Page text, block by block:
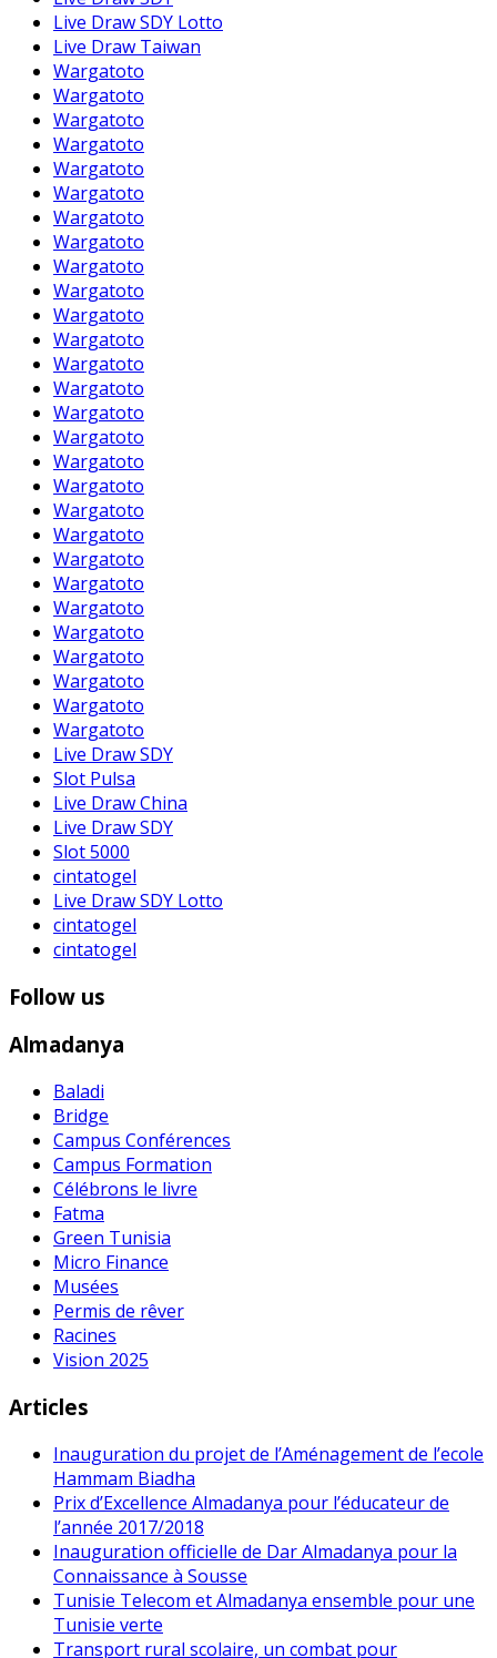
Live Draw SDY Lotto
Live Draw Taiwan
Wargatoto
Wargatoto
Wargatoto
Wargatoto
Wargatoto
Wargatoto
Wargatoto
Wargatoto
Wargatoto
Wargatoto
Wargatoto
Wargatoto
Wargatoto
Wargatoto
Wargatoto
Wargatoto
Wargatoto
Wargatoto
Wargatoto
Wargatoto
Wargatoto
Wargatoto
Wargatoto
Wargatoto
Wargatoto
Wargatoto
Wargatoto
Wargatoto
Live Draw SDY
Slot Pulsa
Live Draw China
Live Draw SDY
Slot 5000
cintatogel
Live Draw SDY Lotto
cintatogel
cintatogel
Follow us
Almadanya
Baladi
Bridge
Campus Conférences
Campus Formation
Célébrons le livre
Fatma
Green Tunisia
Micro Finance
Musées
Permis de rêver
Racines
Vision 2025
Articles
Inauguration du projet de l’Aménagement de l’ecole
Hammam Biadha
Prix d’Excellence Almadanya pour l’éducateur de
l’année 2017/2018
Inauguration officielle de Dar Almadanya pour la
Connaissance à Sousse
Tunisie Telecom et Almadanya ensemble pour une
Tunisie verte
Transport rural scolaire, un combat pour